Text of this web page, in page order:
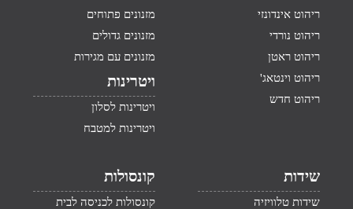
ריהוט אינדונזי
ריהוט נורדי
ריהוט ראטן
ריהוט וינטאג'
ריהוט חדש
מזנונים פתוחים
מזנונים גדולים
מזנונים עם מגירות
ויטרינות
ויטרינות לסלון
ויטרינות למטבח
שידות
שידות טלוויזיה
קונסולות
קונסולות לכניסה לבית